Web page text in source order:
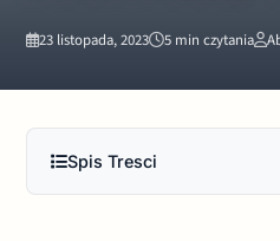
23 listopada, 2023 5 min czytania
Spis Tresci